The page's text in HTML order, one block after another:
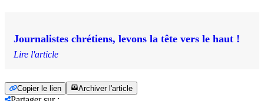
Journalistes chrétiens, levons la tête vers le haut !
Lire l'article
Copier le lien Archiver l'article